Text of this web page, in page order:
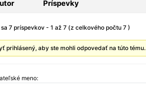
Príspevky
7 príspevkov - 1 až 7 (z celkového počtu 7 )
prihlásený, aby ste mohli odpovedať na túto tému.
meno: